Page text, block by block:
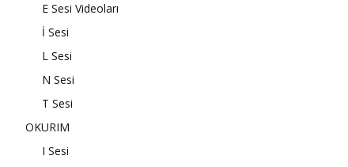
E Sesi Videoları
İ Sesi
L Sesi
N Sesi
T Sesi
OKURIM
I Sesi